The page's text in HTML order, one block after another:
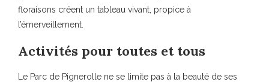
floraisons créent un tableau vivant, propice à
l’émerveillement.
Activités pour toutes et tous
Le Parc de Pignerolle ne se limite pas à la beauté de ses